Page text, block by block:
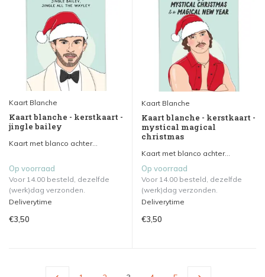
Kaart Blanche
Kaart blanche - kerstkaart -
jingle bailey
Kaart met blanco achter...
Op voorraad
Voor 14.00 besteld, dezelfde
(werk)dag verzonden.
Deliverytime
€3,50
Kaart Blanche
Kaart blanche - kerstkaart -
mystical magical
christmas
Kaart met blanco achter...
Op voorraad
Voor 14.00 besteld, dezelfde
(werk)dag verzonden.
Deliverytime
€3,50